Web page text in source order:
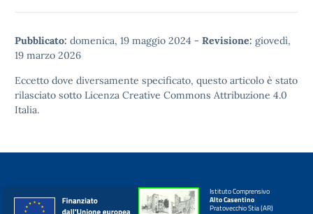
Pubblicato: domenica, 19 maggio 2024 - Revisione: giovedì,
19 marzo 2026
Eccetto dove diversamente specificato, questo articolo è stato
rilasciato sotto Licenza Creative Commons Attribuzione 4.0
Italia.
Istituto Comprensivo
Alto Casentino
Pratovecchio Stia (AR)